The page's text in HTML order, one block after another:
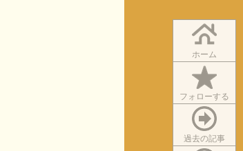
ホーム
フォローする
過去の記事